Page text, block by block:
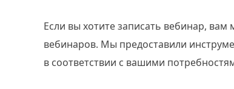
Если вы хотите записать вебинар,
вебинаров. Мы предоставили
в соответствии с вашими